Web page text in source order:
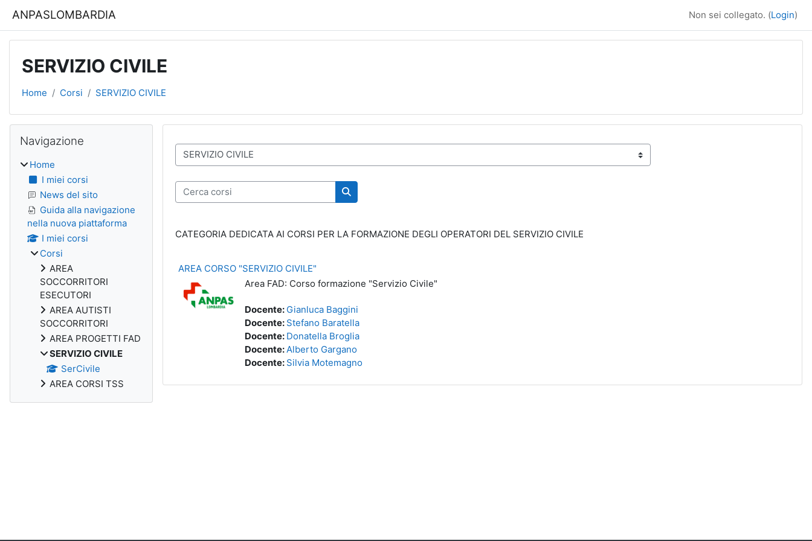
ANPASLOMBARDIA Non sei collegato. (Login)
SERVIZIO CIVILE
Home Corsi SERVIZIO CIVILE
Categorie di corso
Cerca corsi
Cerca corsi
CATEGORIA DEDICATA AI CORSI PER LA FORMAZIONE DEGLI OPERATORI DEL SERVIZIO CIVILE
AREA CORSO "SERVIZIO CIVILE"
Area FAD: Corso formazione "Servizio Civile"
Docente: Gianluca Baggini
Docente: Stefano Baratella
Docente: Donatella Broglia
Docente:Alberto Gargano
Docente: Silvia Motemagno
Blocchi
Navigazione
Home
I miei corsi
News del sito
Guida alla navigazione
nella nuova piattaforma
I miei corsi
Corsi
AREA
SOCCORRITORI
ESECUTORI
AREA AUTISTI
SOCCORRITORI
AREA PROGETTI FAD
SERVIZIO CIVILE
SerCivile
AREA CORSI TSS